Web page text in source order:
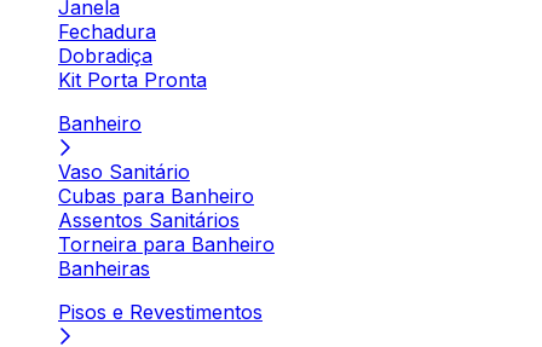
Janela
Fechadura
Dobradiça
Kit Porta Pronta
Banheiro
Vaso Sanitário
Cubas para Banheiro
Assentos Sanitários
Torneira para Banheiro
Banheiras
Pisos e Revestimentos